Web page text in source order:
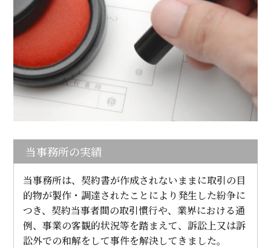
当事務所の実績
当事務所は、契約書が作成されないままに取引の目
的物が製作・調達されたことにより発生した紛争に
つき、契約当事者間の取引慣行や、業界における通
例、事業の客観的状況等を踏まえて、訴訟上又は訴
訟外での和解をして事件を解決してきました。